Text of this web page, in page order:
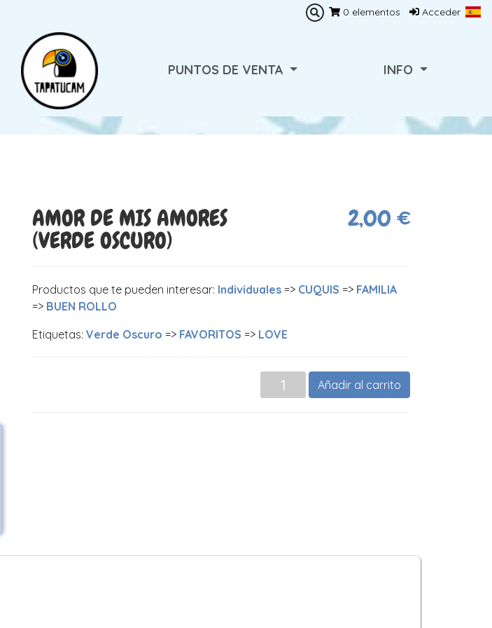
Acceder
0 elementos
PUNTOS DE VENTA INFO
AMOR DE MIS AMORES
(VERDE OSCURO)
2,00 €
Productos que te pueden interesar: Individuales => CUQUIS => FAMILIA
=> BUEN ROLLO
Etiquetas: Verde Oscuro => FAVORITOS => LOVE
Añadir al carrito